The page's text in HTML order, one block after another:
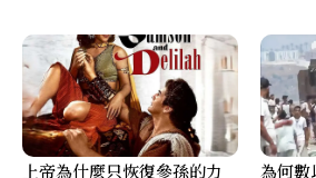
上帝為什麼只恢復參孫的力
為何數